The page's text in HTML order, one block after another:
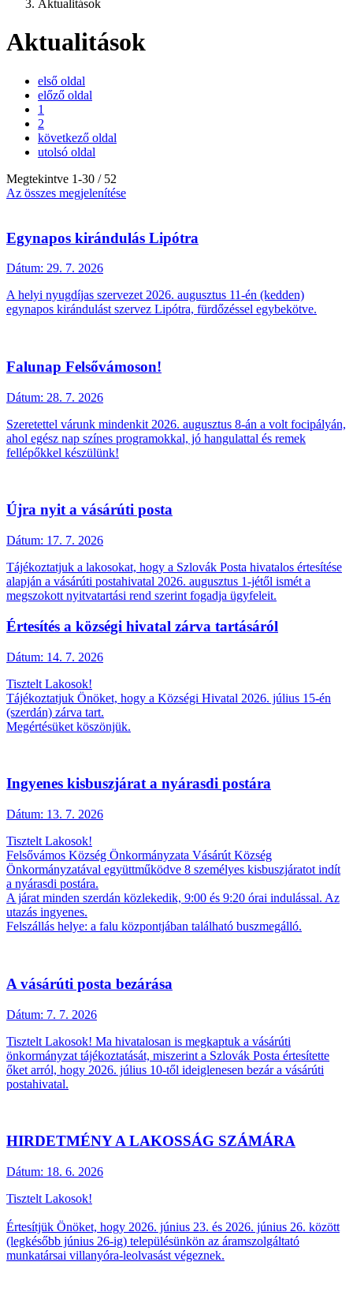
Aktualitások
Aktualitások
első oldal
előző oldal
1
2
következő oldal
utolsó oldal
Megtekintve 1-30 / 52
Az összes megjelenítése
Egynapos kirándulás Lipótra
Dátum: 29. 7. 2026
A helyi nyugdíjas szervezet 2026. augusztus 11-én (kedden)
egynapos kirándulást szervez Lipótra, fürdőzéssel egybekötve.
Falunap Felsővámoson!
Dátum: 28. 7. 2026
Szeretettel várunk mindenkit 2026. augusztus 8-án a volt focipályán,
ahol egész nap színes programokkal, jó hangulattal és remek
fellépőkkel készülünk!
Újra nyit a vásárúti posta
Dátum: 17. 7. 2026
Tájékoztatjuk a lakosokat, hogy a Szlovák Posta hivatalos értesítése
alapján a vásárúti postahivatal 2026. augusztus 1-jétől ismét a
megszokott nyitvatartási rend szerint fogadja ügyfeleit.
Értesítés a községi hivatal zárva tartásáról
Dátum: 14. 7. 2026
Tisztelt Lakosok!
Tájékoztatjuk Önöket, hogy a Községi Hivatal 2026. július 15-én
(szerdán) zárva tart.
Megértésüket köszönjük.
Ingyenes kisbuszjárat a nyárasdi postára
Dátum: 13. 7. 2026
Tisztelt Lakosok!
Felsővámos Község Önkormányzata Vásárút Község
Önkormányzatával együttműködve 8 személyes kisbuszjáratot indít
a nyárasdi postára.
A járat minden szerdán közlekedik, 9:00 és 9:20 órai indulással. Az
utazás ingyenes.
Felszállás helye: a falu központjában található buszmegálló.
A vásárúti posta bezárása
Dátum: 7. 7. 2026
Tisztelt Lakosok! Ma hivatalosan is megkaptuk a vásárúti
önkormányzat tájékoztatását, miszerint a Szlovák Posta értesítette
őket arról, hogy 2026. július 10-től ideiglenesen bezár a vásárúti
postahivatal.
HIRDETMÉNY A LAKOSSÁG SZÁMÁRA
Dátum: 18. 6. 2026
Tisztelt Lakosok!
Értesítjük Önöket, hogy 2026. június 23. és 2026. június 26. között
(legkésőbb június 26-ig) településünkön az áramszolgáltató
munkatársai villanyóra-leolvasást végeznek.